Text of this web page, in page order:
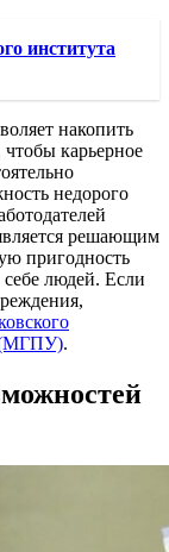
института
накопить
карьерное
недорого
решающим
пригодность
людей. Если
(МГПУ).